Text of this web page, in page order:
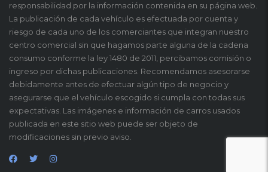
responsabilidad por la información contenida en su página web.
La publicación de cada vehículo es efectuada por cuenta y
riesgo de cada uno de los comerciantes que integran nuestro
centro comercial sin que hagamos parte alguna de la cadena
consumo conforme la ley 1480 de 2011, percibamos comisión o
ingreso por dichas publicaciones. Recomendamos asesorarse
debidamente antes de efectuar algún tipo de negocio y
asegurarse que el vehículo escogido si cumpla con todas sus
expectativas. Las imágenes e información de carros usados
publicada en este sitio web puede ser objeto de
modificaciones sin previo aviso.